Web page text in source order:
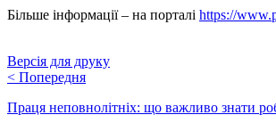
Більше інформації – на порталі https://
Версія для друку
< Попередня
Праця неповнолітніх: що важливо знати